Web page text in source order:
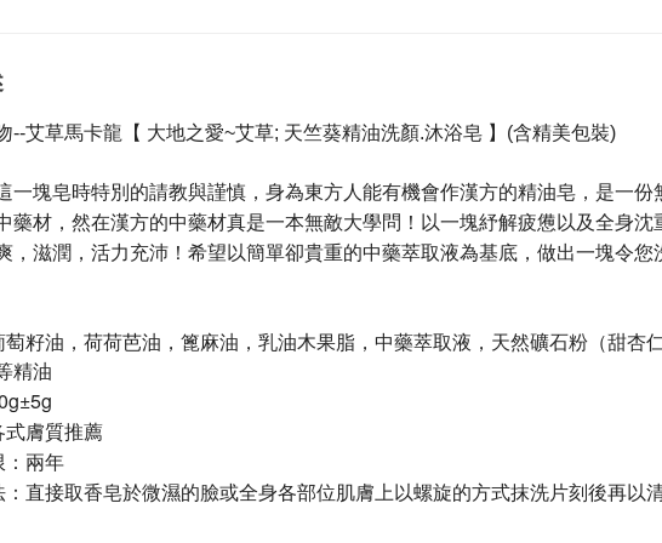
--艾草馬卡龍 【 大地之愛~艾草; 天竺葵精油洗顏.沐浴皂 】(含精美包裝)
一塊皂時特別的請教與謹慎，身為東方人能有機會作漢方的精油皂，是一
藥材，然在漢方的中藥材真是一本無敵大學問！以一塊紓解疲憊以及全身
，滋潤，活力充沛！希望以簡單卻貴重的中藥萃取液為基底，做出一塊令
萄籽油，荷荷芭油，篦麻油，乳油木果脂，中藥萃取液，天然礦石粉（甜杏
精油
膚質推薦
：兩年
直接取香皂於微濕的臉或全身各部位肌膚上以螺旋的方式抹洗片刻後再以